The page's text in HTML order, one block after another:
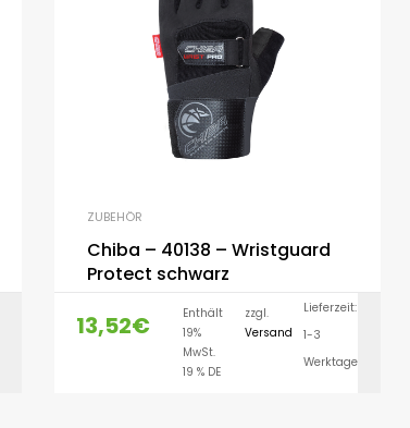
AUSFÜHRUNG WÄHLEN
ZUBEHÖR
Chiba – 40138 – Wristguard
Protect schwarz
13,52€
Enthält
19%
MwSt.
19 % DE
zzgl.
Versand
Lieferzeit:
1-3
Werktage